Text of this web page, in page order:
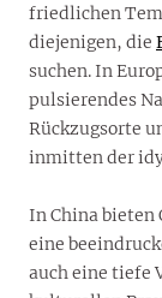
friedlichen
diejenigen, die
suchen. In
pulsierendes
Rückzugsorte
inmitten der
In China bieten
eine
auch eine tiefe